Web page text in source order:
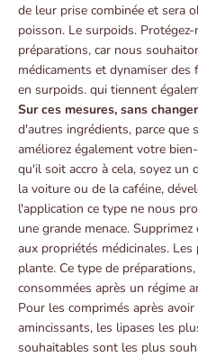
de leur prise combinée et sera
poisson. Le surpoids.
préparations, car nous
médicaments et dynamiser
en surpoids. qui tiennent
Sur ces mesures, sans changer
d'autres ingrédients, parce que
améliorez également votre
qu'il soit accro à cela, soyez un
la voiture ou de la caféine,
l'application ce type ne nous
une grande menace.
aux propriétés médicinales.
plante. Ce type de
consommées après un régime
Pour les comprimés après
amincissants, les lipases les
souhaitables sont les plus